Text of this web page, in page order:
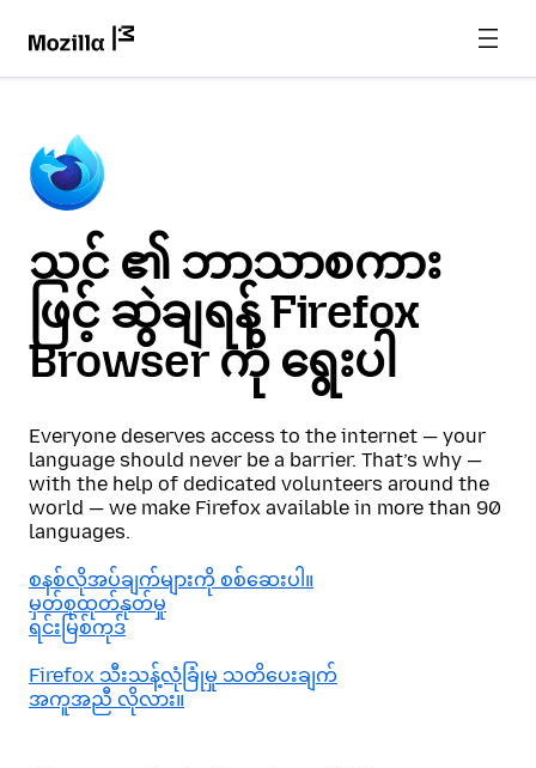
သင် ၏ ဘာသာစကား
ဖြင့် ဆွဲချရန် Firefox
Browser ကို ရွေးပါ
Everyone deserves access to the internet — your
language should never be a barrier. That’s why —
with the help of dedicated volunteers around the
world — we make Firefox available in more than 90
languages.
စနစ်လိုအပ်ချက်များကို စစ်ဆေးပါ။
မှတ်စုထုတ်နုတ်မှု
ရင်းမြစ်ကုဒ်
Firefox သီးသန့်လုံခြုံမှု သတိပေးချက်
အကူအညီ လိုလား။